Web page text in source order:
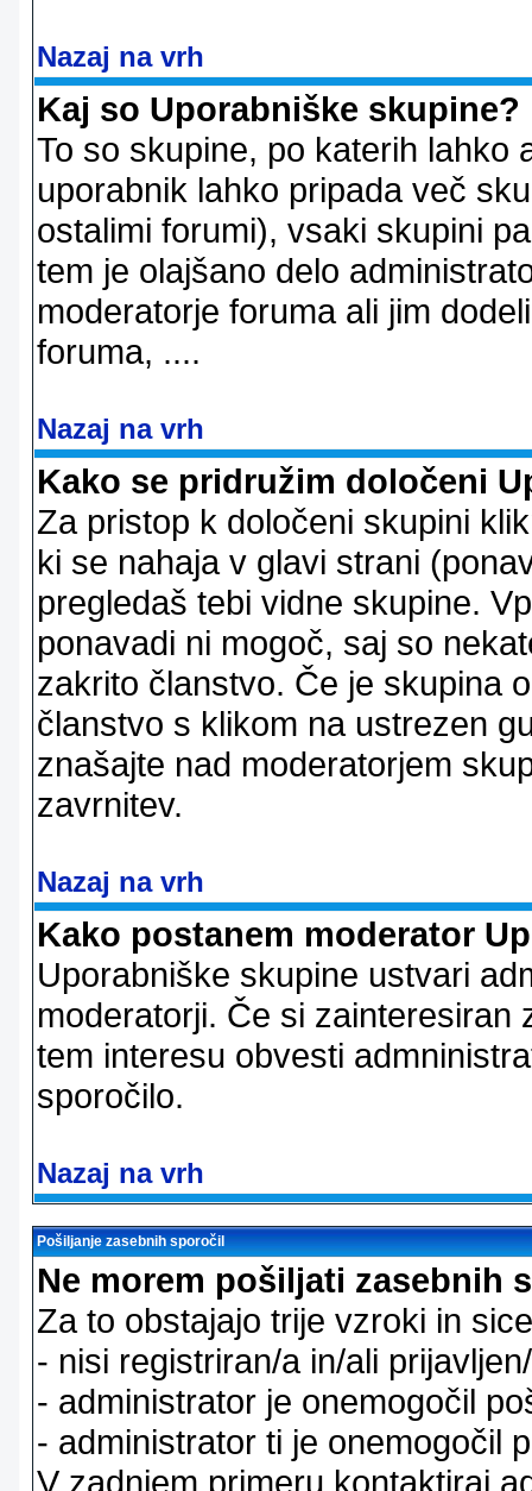
Nazaj na vrh
Kaj so Uporabniške skupine?
To so skupine, po katerih lahko
uporabnik lahko pripada več
ostalimi forumi), vsaki skupini
tem je olajšano delo
moderatorje foruma ali jim
foruma, ....
Nazaj na vrh
Kako se pridružim določeni
Za pristop k določeni skupini
ki se nahaja v glavi strani
pregledaš tebi vidne skupine.
ponavadi ni mogoč, saj so
zakrito članstvo. Če je skupina
članstvo s klikom na ustrezen
znašajte nad moderatorjem
zavrnitev.
Nazaj na vrh
Kako postanem moderator
Uporabniške skupine ustvari
moderatorji. Če si
tem interesu obvesti
sporočilo.
Nazaj na vrh
Pošiljanje zasebnih sporočil
Ne morem pošiljati zasebnih
Za to obstajajo trije vzroki in
- nisi registriran/a in/ali
- administrator je onemogočil
- administrator ti je onemogočil
V zadnjem primeru kontaktiraj